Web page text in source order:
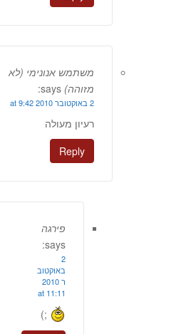
משתמש אנונימי (לא
מזוהה) says:
2 באוקטובר 2010 at 9:42
רעיון מעולה
Reply
פירגה
says:
2
באוקטוב
ר 2010
at 11:11
;)